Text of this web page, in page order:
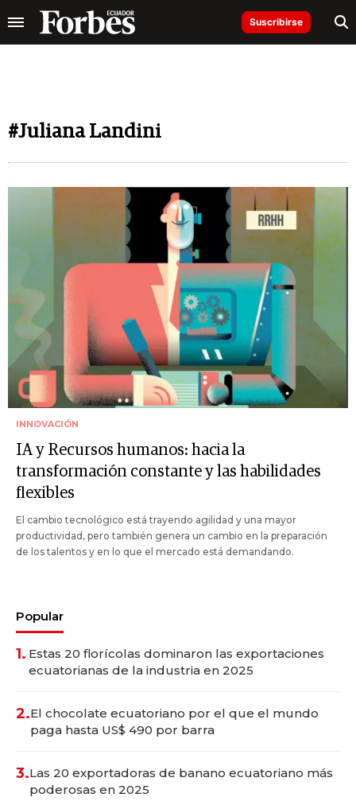
Suscribirse
#Juliana Landini
INNOVACIÓN
IA y Recursos humanos: hacia la
transformación constante y las habilidades
flexibles
El cambio tecnológico está trayendo agilidad y una mayor
productividad, pero también genera un cambio en la preparación
de los talentos y en lo que el mercado está demandando.
Popular
1. Estas 20 florícolas dominaron las exportaciones
ecuatorianas de la industria en 2025
2.El chocolate ecuatoriano por el que el mundo
paga hasta US$ 490 por barra
3.Las 20 exportadoras de banano ecuatoriano más
poderosas en 2025